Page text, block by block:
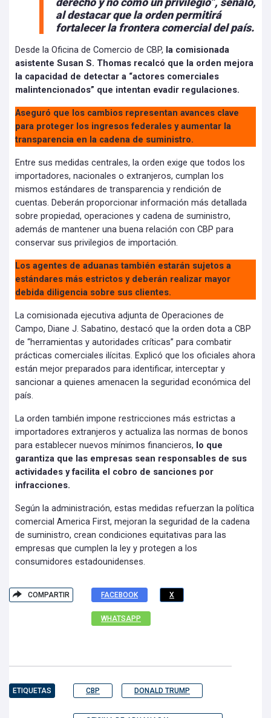
al destacar que la orden permitirá
fortalecer la frontera comercial del país.
Desde la Oficina de Comercio de CBP, la comisionada
asistente Susan S. Thomas recalcó que la orden mejora
la capacidad de detectar a “actores comerciales
malintencionados” que intentan evadir regulaciones.
Aseguró que los cambios representan avances clave
para proteger los ingresos federales y aumentar la
transparencia en la cadena de suministro.
Entre sus medidas centrales, la orden exige que todos los
importadores, nacionales o extranjeros, cumplan los
mismos estándares de transparencia y rendición de
cuentas. Deberán proporcionar información más detallada
sobre propiedad, operaciones y cadena de suministro,
además de mantener una buena relación con CBP para
conservar sus privilegios de importación.
Los agentes de aduanas también estarán sujetos a
estándares más estrictos y deberán realizar mayor
debida diligencia sobre sus clientes.
La comisionada ejecutiva adjunta de Operaciones de
Campo, Diane J. Sabatino, destacó que la orden dota a CBP
de “herramientas y autoridades críticas” para combatir
prácticas comerciales ilícitas. Explicó que los oficiales ahora
están mejor preparados para identificar, interceptar y
sancionar a quienes amenacen la seguridad económica del
país.
La orden también impone restricciones más estrictas a
importadores extranjeros y actualiza las normas de bonos
para establecer nuevos mínimos financieros, lo que
garantiza que las empresas sean responsables de sus
actividades y facilita el cobro de sanciones por
infracciones.
Según la administración, estas medidas refuerzan la política
comercial America First, mejoran la seguridad de la cadena
de suministro, crean condiciones equitativas para las
empresas que cumplen la ley y protegen a los
consumidores estadounidenses.
COMPARTIR FACEBOOK X
WHATSAPP
ETIQUETAS CBP DONALD TRUMP